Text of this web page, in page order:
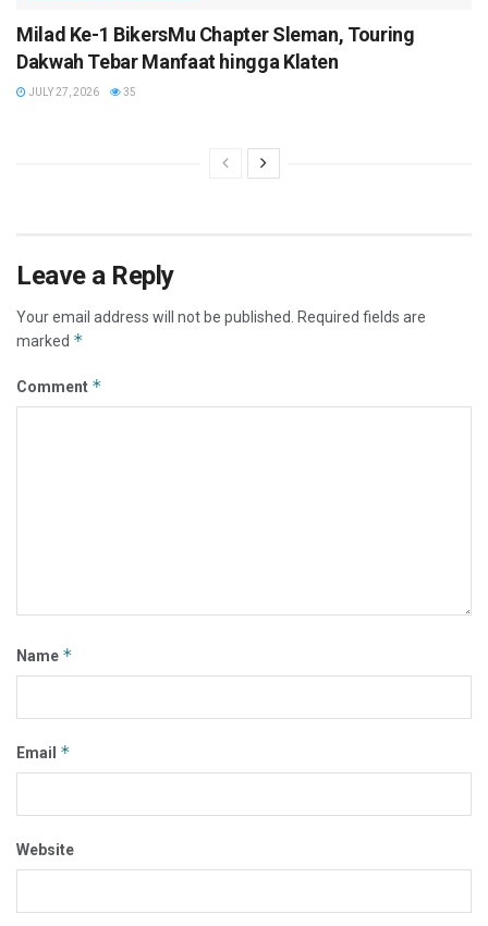
Milad Ke-1 BikersMu Chapter Sleman, Touring
Dakwah Tebar Manfaat hingga Klaten
JULY 27, 2026 35
Leave a Reply
Your email address will not be published. Required fields are
marked *
Comment *
Name *
Email *
Website